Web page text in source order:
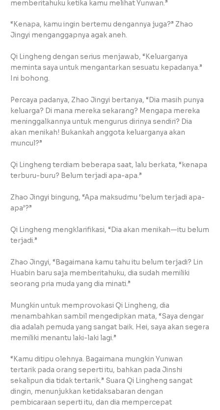
memberitahuku ketika kamu melihat Yunwan.”
“Kenapa, kamu ingin bertemu dengannya juga?” Zhao
Jingyi menganggapnya agak aneh.
Qi Lingheng dengan serius menjawab, “Keluarganya
meminta saya untuk mengantarkan sesuatu kepadanya.”
Ini bohong.
Percaya padanya, Zhao Jingyi bertanya, “Dia masih punya
keluarga? Di mana mereka sekarang? Mengapa mereka
meninggalkannya untuk mengurus dirinya sendiri? Dia
akan menikah! Bukankah anggota keluarganya akan
muncul?”
Qi Lingheng terdiam beberapa saat, lalu berkata, “kenapa
terburu-buru? Belum terjadi apa-apa.”
Zhao Jingyi bingung, “Apa maksudmu ‘belum terjadi apa-
apa’?”
Qi Lingheng mengklarifikasi, “Dia akan menikah—itu belum
terjadi.”
Zhao Jingyi, “Bagaimana kamu tahu itu belum terjadi? Lin
Huabin baru saja memberitahuku, dia sudah memiliki
seorang pria muda yang dia minati.”
Mungkin untuk memprovokasi Qi Lingheng, dia
menambahkan sambil mengedipkan mata, “Saya dengar
dia adalah pemuda yang sangat baik. Hei, saya akan segera
memiliki menantu laki-laki lagi.”
“Kamu ditipu olehnya. Bagaimana mungkin Yunwan
tertarik pada orang seperti itu, bahkan pada Jinshi
sekalipun dia tidak tertarik.” Suara Qi Lingheng sangat
dingin, menunjukkan ketidaksabaran dengan
pembicaraan seperti itu, dan dia mempercepat